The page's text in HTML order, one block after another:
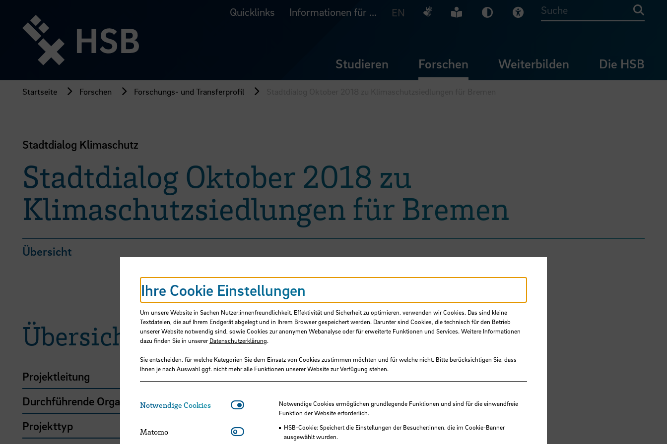
Seiteninhalt
springen
Quicklinks Informationen für ... EN Deutsche Gebärdensprache
Leichte Sprache
Dunkel-Modus
Visuelle Hilfe
Suche
Studieren Forschen Weiterbilden Die HSB
Startseite Forschen Forschungs- und Transferprofil
Stadtdialog Klimaschutz
Stadtdialog Oktober 2018 zu
Klimaschutzsiedlungen für Bremen
Übersicht
Übersicht
Projektleitung
Osthorst, Winfried, Prof. Dr.
Durchführende Organisation
Hochschule Bremen, Fakultät 3
Projekttyp
HSB-intern gefördertes Projekt
Ihre Cookie Einstellungen
Um unsere Website in Sachen Nutzer:innenfreundlichkeit, Effektivität und Sicherheit zu optimieren, verwenden wir Cookies. Das sind kleine
Textdateien, die auf Ihrem Endgerät abgelegt und in Ihrem Browser gespeichert werden. Darunter sind Cookies, die technisch für den Betrieb
unserer Website notwendig sind, sowie Cookies zur anonymen Webanalyse oder für erweiterte Funktionen und Services. Weitere Informationen
dazu finden Sie in unsererDatenschutzerklärung.
Sie entscheiden, für welche Kategorien Sie dem Einsatz von Cookies zustimmen möchten und für welche nicht. Bitte berücksichtigen Sie, dass
Ihnen je nach Auswahl ggf. nicht mehr alle Funktionen unserer Website zur Verfügung stehen.
Notwendige Cookies Notwendige CookiesNotwendige Cookies ermöglichen grundlegende Funktionen und sind für die einwandfreie
Funktion der Website erforderlich.
HSB-Cookie: Speichert die Einstellungen der Besucher:innen, die im Cookie-Banner
ausgewählt wurden.
Matomo Matomo